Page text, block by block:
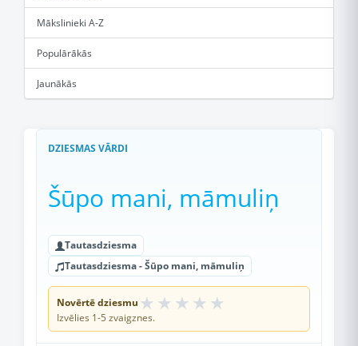
Mākslinieki A-Z
Populārākās
Jaunākās
DZIESMAS VĀRDI
Šūpo mani, māmuliņ
Tautasdziesma
Tautasdziesma - Šūpo mani, māmuliņ
Novērtē dziesmu ★ ★ ★ ★ ★
Izvēlies 1-5 zvaigznes.